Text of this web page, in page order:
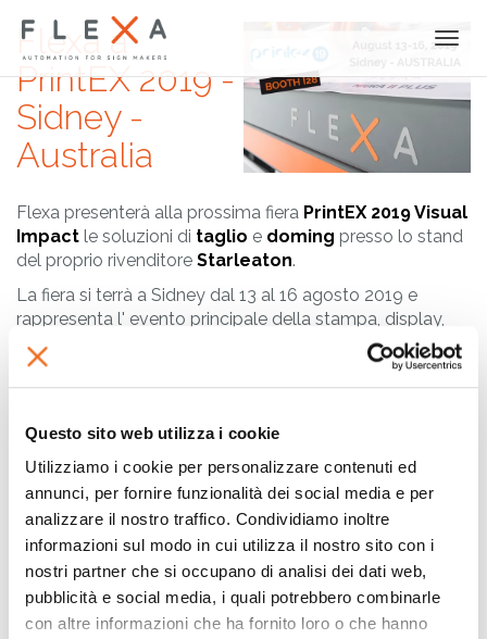
Questo sito web utilizza i cookie
Utilizziamo i cookie per personalizzare contenuti ed
annunci, per fornire funzionalità dei social media e per
analizzare il nostro traffico. Condividiamo inoltre
informazioni sul modo in cui utilizza il nostro sito con i
nostri partner che si occupano di analisi dei dati web,
pubblicità e social media, i quali potrebbero combinarle
con altre informazioni che ha fornito loro o che hanno
Flexa a
PrintEX 2019 -
Sidney -
Australia
Flexa presenterà alla prossima fiera PrintEX 2019 Visual
Impact le soluzioni di taglio e doming presso lo stand
del proprio rivenditore Starleaton.
La fiera si terrà a Sidney dal 13 al 16 agosto 2019 e
rappresenta l' evento principale della stampa, display,
signage packaging per professionisti in Australia.
Oltre alle soluzioni Flexa saranno esposti anche i
la compatta DS120, la calandra a caldo per la
sublimazione
Clicca qui il biglietto d'ingresso gratuito.